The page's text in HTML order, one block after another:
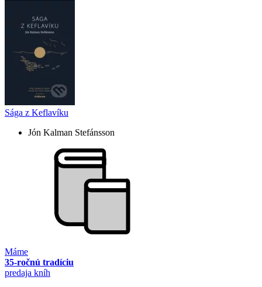
Sága z Keflavíku
Jón Kalman Stefánsson
Máme
35-ročnú tradíciu
predaja kníh